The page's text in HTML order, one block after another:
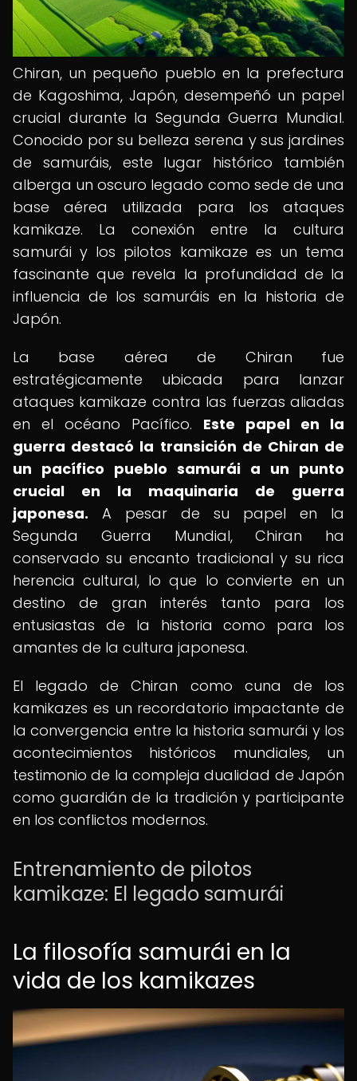
Chiran, un pequeño pueblo en la prefectura
de Kagoshima, Japón, desempeñó un papel
crucial durante la Segunda Guerra Mundial.
Conocido por su belleza serena y sus jardines
de samuráis, este lugar histórico también
alberga un oscuro legado como sede de una
base aérea utilizada para los ataques
kamikaze. La conexión entre la cultura
samurái y los pilotos kamikaze es un tema
fascinante que revela la profundidad de la
influencia de los samuráis en la historia de
Japón.
La base aérea de Chiran fue
estratégicamente ubicada para lanzar
ataques kamikaze contra las fuerzas aliadas
en el océano Pacífico. Este papel en la
guerra destacó la transición de Chiran de
un pacífico pueblo samurái a un punto
crucial en la maquinaria de guerra
japonesa. A pesar de su papel en la
Segunda Guerra Mundial, Chiran ha
conservado su encanto tradicional y su rica
herencia cultural, lo que lo convierte en un
destino de gran interés tanto para los
entusiastas de la historia como para los
amantes de la cultura japonesa.
El legado de Chiran como cuna de los
kamikazes es un recordatorio impactante de
la convergencia entre la historia samurái y los
acontecimientos históricos mundiales, un
testimonio de la compleja dualidad de Japón
como guardián de la tradición y participante
en los conflictos modernos.
Entrenamiento de pilotos
kamikaze: El legado samurái
La filosofía samurái en la
vida de los kamikazes